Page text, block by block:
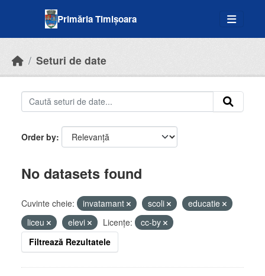
Primăria Timișoara
Seturi de date
Order by
No datasets found
Cuvinte cheie: invatamant scoli
educatie
liceu
elevi Licenţe:
cc-by
Filtrează Rezultatele